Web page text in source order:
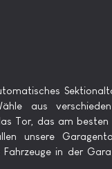
aus
Tor, das am besten
unsere
in der